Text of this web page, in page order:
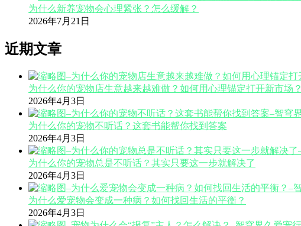
为什么新养宠物会心理紧张？怎么缓解？
2026年7月21日
近期文章
为什么你的宠物店生意越来越难做？如何用心理锚定打开新市场？
2026年4月3日
为什么你的宠物不听话？这套书能帮你找到答案
2026年4月3日
为什么你的宠物总是不听话？其实只要这一步就解决了
2026年4月3日
为什么爱宠物会变成一种病？如何找回生活的平衡？
2026年4月3日